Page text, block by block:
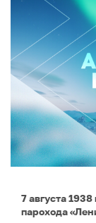
7 августа
парохода